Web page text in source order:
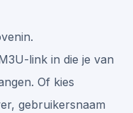
link in die je van
Of kies
gebruikersnaam